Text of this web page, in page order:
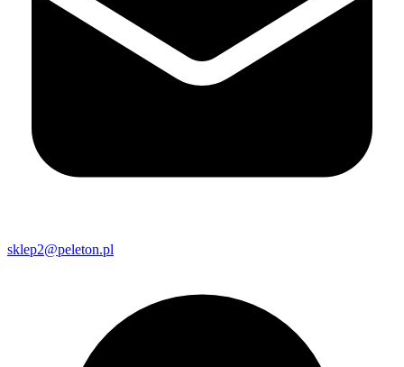
sklep2@peleton.pl